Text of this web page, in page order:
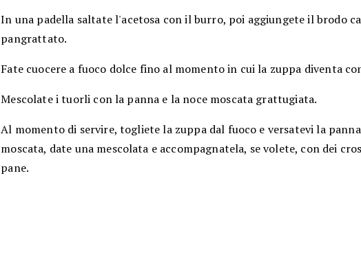
In una padella saltate l'acetosa con il burro, poi aggiungete il brodo
pangrattato.
Fate cuocere a fuoco dolce fino al momento in cui la zuppa diventa
Mescolate i tuorli con la panna e la noce moscata grattugiata.
Al momento di servire, togliete la zuppa dal fuoco e versatevi la
moscata, date una mescolata e accompagnatela, se volete, con dei
pane.